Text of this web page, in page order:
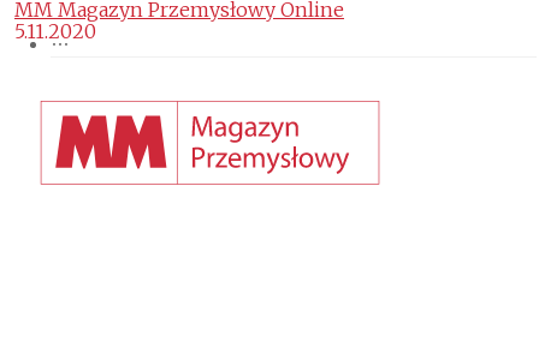
MM Magazyn Przemysłowy Online
5.11.2020